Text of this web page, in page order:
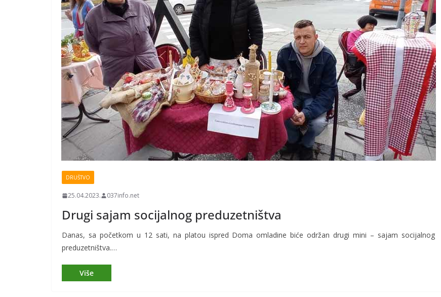
DRUŠTVO
25.04.2023. 037info.net
Drugi sajam socijalnog preduzetništva
Danas, sa početkom u 12 sati, na platou ispred Doma omladine biće održan drugi mini – sajam socijalnog
preduzetništva.…